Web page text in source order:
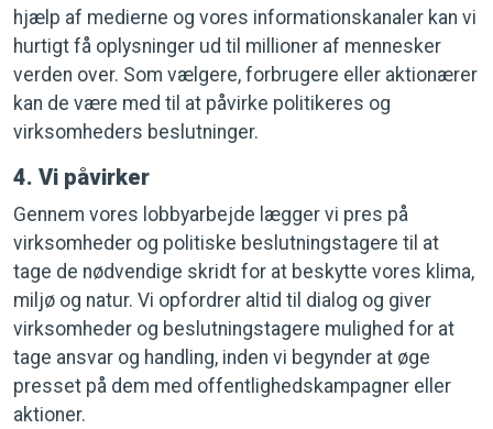
hjælp af medierne og vores informationskanaler kan vi
hurtigt få oplysninger ud til millioner af mennesker
verden over. Som vælgere, forbrugere eller aktionærer
kan de være med til at påvirke politikeres og
virksomheders beslutninger.
4. Vi påvirker
Gennem vores lobbyarbejde lægger vi pres på
virksomheder og politiske beslutningstagere til at
tage de nødvendige skridt for at beskytte vores klima,
miljø og natur. Vi opfordrer altid til dialog og giver
virksomheder og beslutningstagere mulighed for at
tage ansvar og handling, inden vi begynder at øge
presset på dem med offentlighedskampagner eller
aktioner.